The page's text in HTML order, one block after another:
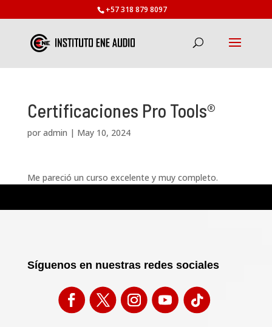
+57 318 879 8097
Certificaciones Pro Tools®
por admin | May 10, 2024
Me pareció un curso excelente y muy completo.
Síguenos en nuestras redes sociales